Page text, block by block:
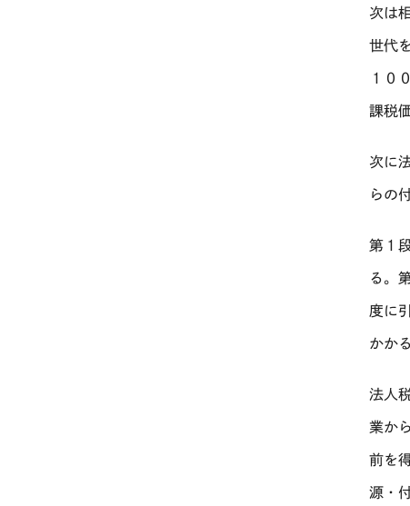
次は
世代
１０
課税
次に
らの
第１
る。
度に
かか
法人
業か
前を
源・